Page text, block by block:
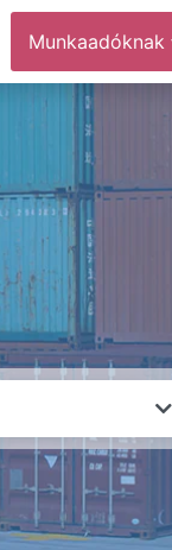
Munkaadóknak